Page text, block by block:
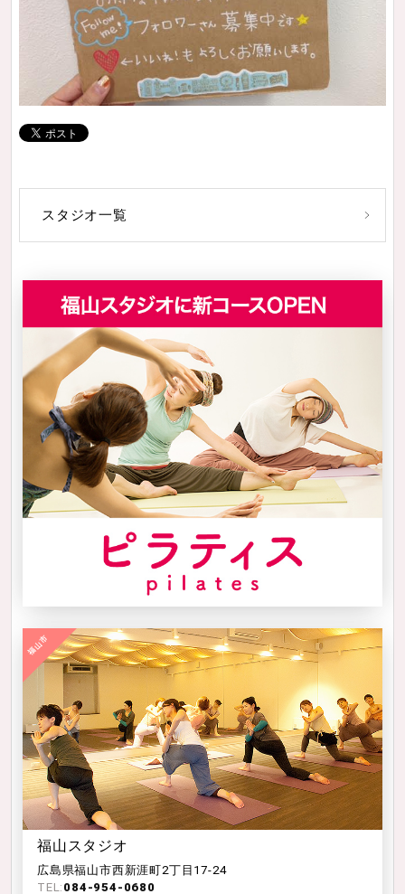
スタジオ一覧
福山スタジオ
広島県福山市西新涯町2丁目17-24
TEL: 084-954-0680